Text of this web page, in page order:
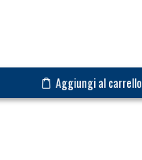
Aggiungi al carrello